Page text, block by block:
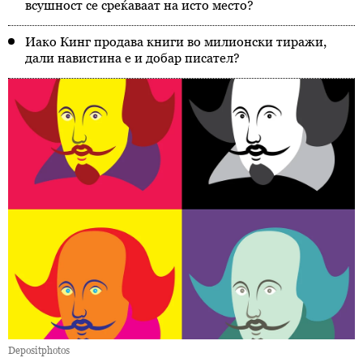
всушност се среќаваат на исто место?
Иако Кинг продава книги во милионски тиражи,
дали навистина е и добар писател?
Depositphotos